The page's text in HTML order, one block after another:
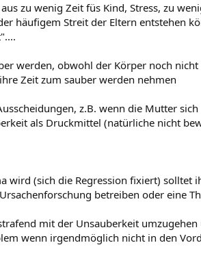
zu wenig Zeit füs Kind, Stress, zu
häufigem Streit der Eltern entstehen
werden, obwohl der Körper noch
Zeit zum sauber werden nehmen
z.B. wenn die Mutter
als Druckmittel (natürliche nicht
wird (sich die Regression fixiert) solltet
betreiben oder eine
mit der Unsauberkeit
wenn irgendmöglich nicht in den